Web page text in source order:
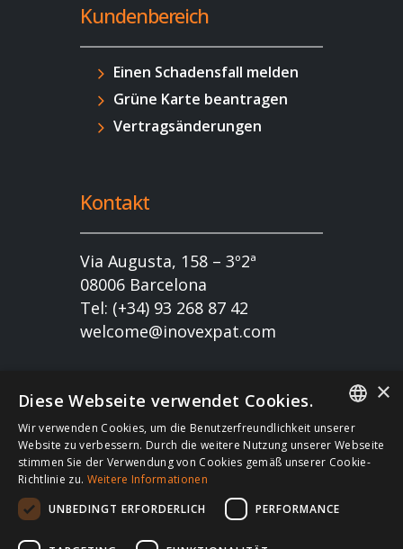
Kundenbereich
Einen Schadensfall melden
Grüne Karte beantragen
Vertragsänderungen
Kontakt
Via Augusta, 158 – 3º2ª
08006 Barcelona
Tel: (+34) 93 268 87 42
welcome@inovexpat.com
Copyright 2022 INOV es una correduría de seguros
dedicada a los expatriados viviendo en España y
Portugal. Disfruta de los mejores seguros de salud,
coche, hogar, vida, RC, viajes, empresa… en España
FRENCH
SPANISH
×
Diese Webseite verwendet Cookies.
Wir verwenden Cookies, um die Benutzerfreundlichkeit unserer
Website zu verbessern. Durch die weitere Nutzung unserer Webseite
stimmen Sie der Verwendung von Cookies gemäß unserer Cookie-
Richtlinie zu. Weitere Informationen
UNBEDINGT ERFORDERLICH
PERFORMANCE